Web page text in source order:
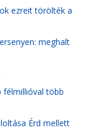
ezreit törölték a
meghalt
félmillióval több
Érd mellett